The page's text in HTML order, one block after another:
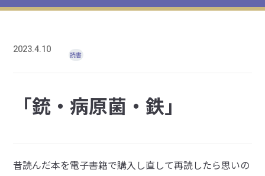
2023.4.10 読書
「銃・病原菌・鉄」
昔読んだ本を電子書籍で購入し直して再読したら思いの